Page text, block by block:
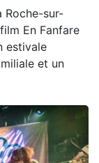
Roche-sur-
En Fanfare
estivale
et un